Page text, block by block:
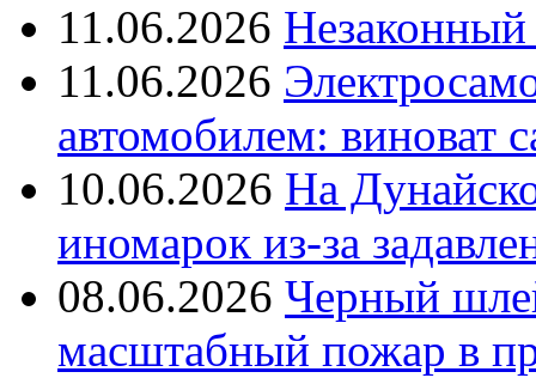
11.06.2026
11.06.2026
автомобилем: виноват
10.06.2026 На
иномарок из-за
08.06.2026 Черный
масштабный пожар в